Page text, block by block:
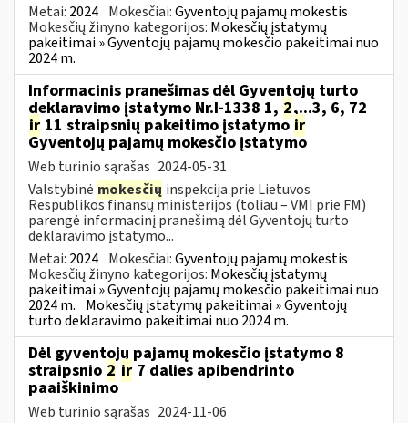
Metai: 2024 Mokesčiai:Gyventojų pajamų mokestis
Mokesčių žinyno kategorijos: Mokesčių įstatymų
pakeitimai » Gyventojų pajamų mokesčio pakeitimai nuo
2024 m.
Informacinis pranešimas dėl Gyventojų turto
deklaravimo įstatymo Nr.I-1338 1, 2,...3, 6, 72
ir 11 straipsnių pakeitimo įstatymoir
Gyventojų pajamų mokesčio įstatymo
Web turinio sąrašas 2024-05-31
Valstybinė mokesčių inspekcija prie Lietuvos
Respublikos finansų ministerijos (toliau – VMI prie FM)
parengė informacinį pranešimą dėl Gyventojų turto
deklaravimo įstatymo...
Metai: 2024 Mokesčiai:Gyventojų pajamų mokestis
Mokesčių žinyno kategorijos: Mokesčių įstatymų
pakeitimai » Gyventojų pajamų mokesčio pakeitimai nuo
2024 m. Mokesčių įstatymų pakeitimai » Gyventojų
turto deklaravimo pakeitimai nuo 2024 m.
Dėl gyventojų pajamų mokesčio įstatymo 8
straipsnio 2 ir 7 dalies apibendrinto
paaiškinimo
Web turinio sąrašas 2024-11-06